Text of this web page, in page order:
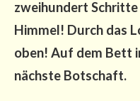
zwei­hun­dert
Him­mel! Durch das
oben! Auf dem Bett
nächs­te Botschaft.